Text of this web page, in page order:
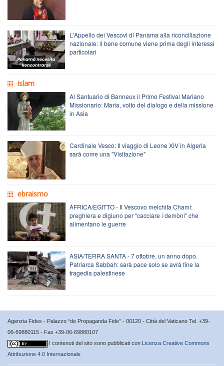
L'Appello dei Vescovi di Panama alla riconciliazione
nazionale: il bene comune viene prima degli interessi
particolari
islam
Al Santuario di Banneux il Primo Festival Mariano
Missionario: Maria, volto del dialogo e della missione
in Asia
Cardinale Vesco: Il viaggio di Leone XIV in Algeria
sarà come una "Visitazione"
ebraismo
AFRICA/EGITTO - Il Vescovo melchita Chami:
preghiera e digiuno per "cacciare i demòni" che
alimentano le guerre
ASIA/TERRA SANTA - 7 ottobre, un anno dopo.
Patriarca Sabbah: sarà pace solo se avrà fine la
tragedia palestinese
Agenzia Fides - Palazzo “de Propaganda Fide” - 00120 - Città del Vaticano Tel. +39-
06-69880115 - Fax +39-06-69880107
I contenuti del sito sono pubblicati con Licenza Creative Commons
Attribuzione 4.0 Internazionale